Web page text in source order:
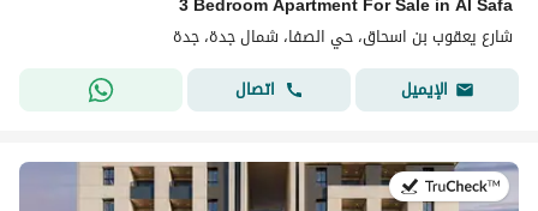
شارع يعقوب بن اسحاق، حي الصفا، شمال جدة، جدة
الإيميل
اتصال
في:2 أغسطس 2026